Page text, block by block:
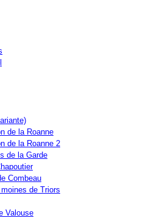
de la Roanne
de la Roanne 2
de la Garde
Combeau
de Triors
Valouse